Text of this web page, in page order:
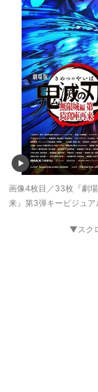
画像4枚目／33枚 『劇
来』第3弾キービジュア
▼スク